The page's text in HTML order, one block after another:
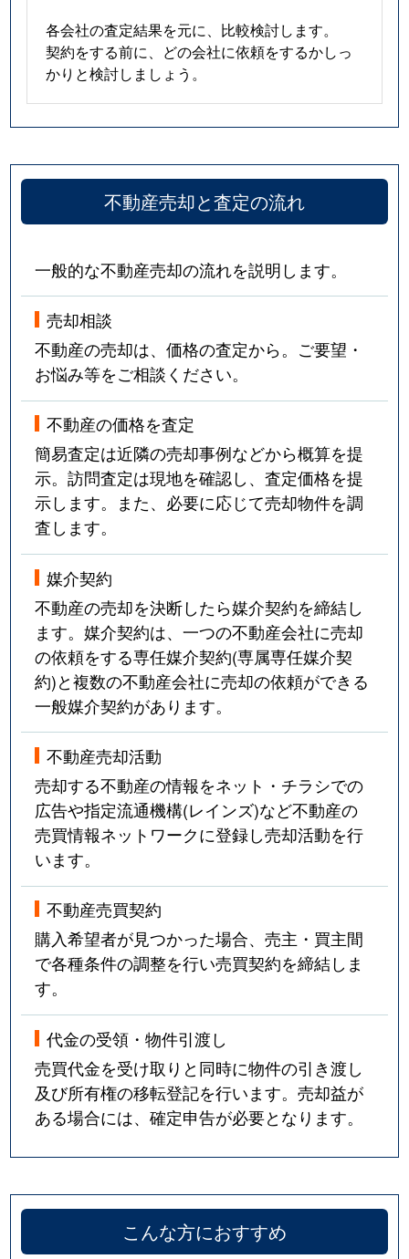
各会社の査定結果を元に、比較検討します。
契約をする前に、どの会社に依頼をするかしっ
かりと検討しましょう。
不動産売却と査定の流れ
一般的な不動産売却の流れを説明します。
売却相談
不動産の売却は、価格の査定から。ご要望・
お悩み等をご相談ください。
不動産の価格を査定
簡易査定は近隣の売却事例などから概算を提
示。訪問査定は現地を確認し、査定価格を提
示します。また、必要に応じて売却物件を調
査します。
媒介契約
不動産の売却を決断したら媒介契約を締結し
ます。媒介契約は、一つの不動産会社に売却
の依頼をする専任媒介契約(専属専任媒介契
約)と複数の不動産会社に売却の依頼ができる
一般媒介契約があります。
不動産売却活動
売却する不動産の情報をネット・チラシでの
広告や指定流通機構(レインズ)など不動産の
売買情報ネットワークに登録し売却活動を行
います。
不動産売買契約
購入希望者が見つかった場合、売主・買主間
で各種条件の調整を行い売買契約を締結しま
す。
代金の受領・物件引渡し
売買代金を受け取りと同時に物件の引き渡し
及び所有権の移転登記を行います。売却益が
ある場合には、確定申告が必要となります。
こんな方におすすめ